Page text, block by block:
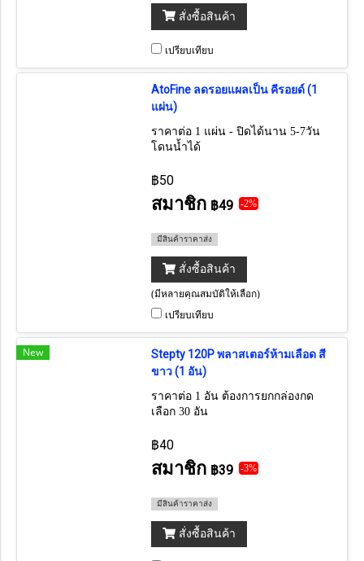
สั่งซื้อสินค้า
เปรียบเทียบ
AtoFine ลดรอยแผลเป็น คีรอยด์ (1
แผ่น)
ราคาต่อ 1 แผ่น - ปิดได้นาน 5-7วัน
โดนน้ำได้
฿50
สมาชิก ฿49 -2%
มีสินค้าราคาส่ง
สั่งซื้อสินค้า
(มีหลายคุณสมบัติให้เลือก)
เปรียบเทียบ
New
Stepty 120P พลาสเตอร์ห้ามเลือด สี
ขาว (1 อัน)
ราคาต่อ 1 อัน ต้องการยกกล่องกด
เลือก 30 อัน
฿40
สมาชิก ฿39 -3%
มีสินค้าราคาส่ง
สั่งซื้อสินค้า